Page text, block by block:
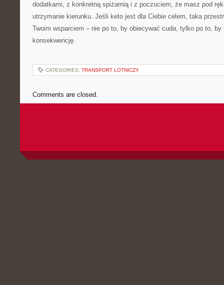
dodatkami, z konkretną spiżarnią i z poczuciem, że masz pod
utrzymanie kierunku. Jeśli keto jest dla Ciebie celem, taka
Twoim wsparciem – nie po to, by obiecywać cuda, tylko po to, by
konsekwencję.
CATEGORIES: TRANSPORT LOTNICZY
Comments are closed.